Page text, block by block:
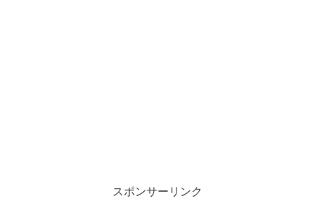
スポンサーリンク